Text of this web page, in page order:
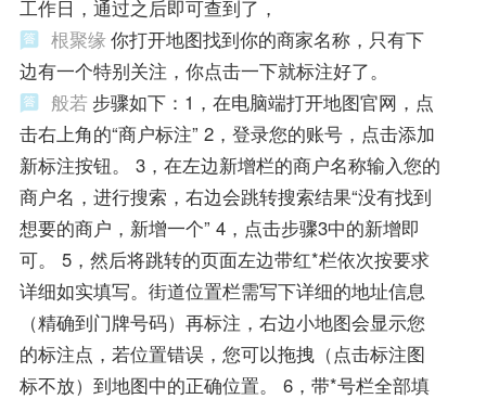
工作日，通过之后即可查到了，
根聚缘你打开地图找到你的商家名称，只有下
边有一个特别关注，你点击一下就标注好了。
般若 步骤如下：1，在电脑端打开地图官网，点
击右上角的“商户标注” 2，登录您的账号，点击添加
新标注按钮。 3，在左边新增栏的商户名称输入您的
商户名，进行搜索，右边会跳转搜索结果“没有找到
想要的商户，新增一个” 4，点击步骤3中的新增即
可。 5，然后将跳转的页面左边带红*栏依次按要求
详细如实填写。街道位置栏需写下详细的地址信息
（精确到门牌号码）再标注，右边小地图会显示您
的标注点，若位置错误，您可以拖拽（点击标注图
标不放）到地图中的正确位置。 6，带*号栏全部填